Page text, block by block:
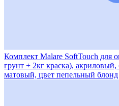
Комплект Malare SoftTouch для
грунт + 2кг краска),
матовый, цвет пепельный блонд